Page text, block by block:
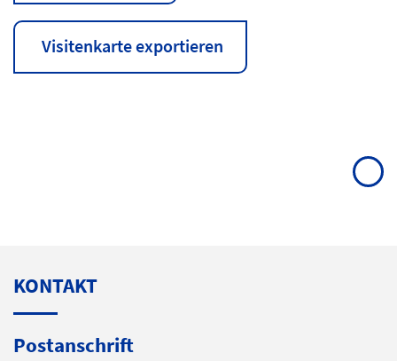
Visitenkarte exportieren
KONTAKT
Postanschrift